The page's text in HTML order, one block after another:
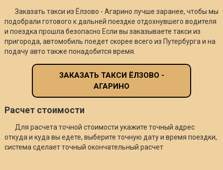
Заказать такси из Ёлзово - Агарино лучше заранее, чтобы мы
подобрали готового к дальней поездке отдохнувшего водителя
и поездка прошла безопасно Если вы заказываете такси из
пригорода, автомобиль поедет скорее всего из Путербурга и на
подачу авто также понадобится время.
ЗАКАЗАТЬ ТАКСИ ЁЛЗОВО -
АГАРИНО
Расчет стоимости
Для расчета точной стоимости укажите точный адрес
откуда и куда вы едете, выберите точную дату и время поездки,
система сделает точный окончательный расчет